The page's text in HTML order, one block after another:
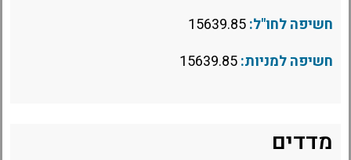
חשיפה לחו"ל:
חשיפה למניות:
מדדים